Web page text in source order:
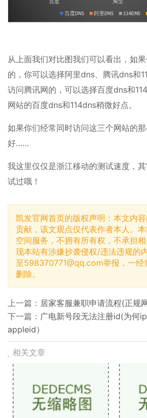
从上面我们对比图我们可以看出，如
的，你可以选择阿里dns、腾讯dns和
访问腾讯网的，可以选择百度dns和
网站的百度dns和114dns稍微好点。
如果你们经常同时访问这三个网站的
好……
我这里仅仅是浙江移动的测试速度，
试过哦！
凯发官网首页的版权声明：本文内
贡献，该文观点仅代表作者本人。
空间服务，不拥有所有权，不承担
现本站有涉嫌抄袭侵权/违法违规的
至598370771@qq.com举报，一经
删除。
上一篇： 居家客服兼职申请流程(正规
下一篇： 广电新号段无法注册id(为何
appleid）
相关文章